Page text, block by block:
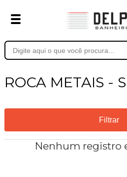
ROCA METAIS -
Filtrar
Nenhum registro